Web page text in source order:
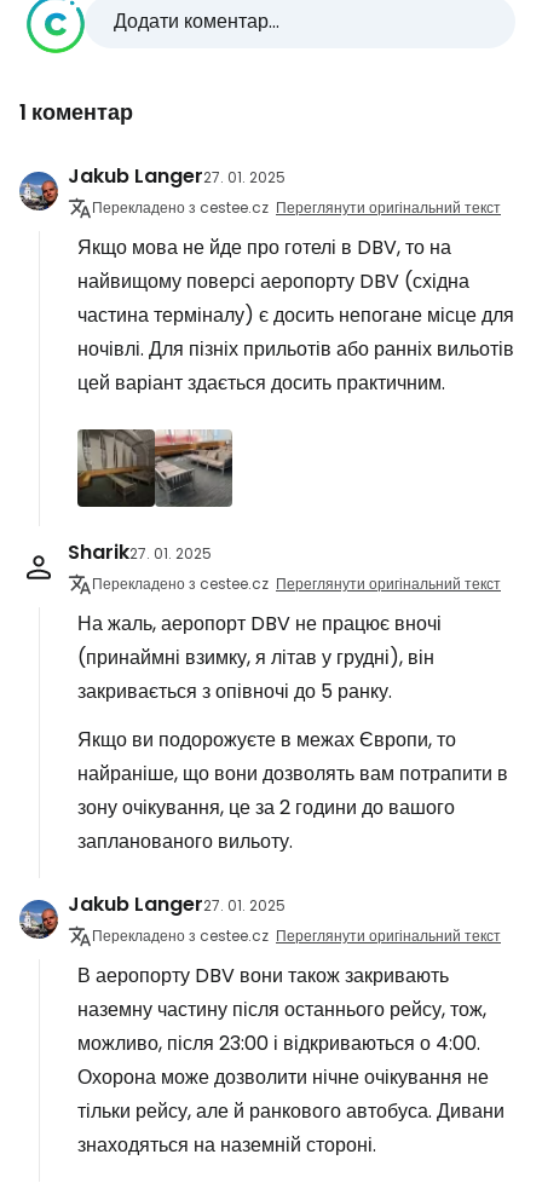
Додати коментар...
1 коментар
Jakub Langer27. 01. 2025
Перекладено з cestee.cz Переглянути оригінальний текст
Якщо мова не йде про готелі в DBV, то на
найвищому поверсі аеропорту DBV (східна
частина терміналу) є досить непогане місце для
ночівлі. Для пізніх прильотів або ранніх вильотів
цей варіант здається досить практичним.
Sharik27. 01. 2025
Перекладено з cestee.cz Переглянути оригінальний текст
На жаль, аеропорт DBV не працює вночі
(принаймні взимку, я літав у грудні), він
закривається з опівночі до 5 ранку.
Якщо ви подорожуєте в межах Європи, то
найраніше, що вони дозволять вам потрапити в
зону очікування, це за 2 години до вашого
запланованого вильоту.
Jakub Langer27. 01. 2025
Перекладено з cestee.cz Переглянути оригінальний текст
В аеропорту DBV вони також закривають
наземну частину після останнього рейсу, тож,
можливо, після 23:00 і відкриваються о 4:00.
Охорона може дозволити нічне очікування не
тільки рейсу, але й ранкового автобуса. Дивани
знаходяться на наземній стороні.